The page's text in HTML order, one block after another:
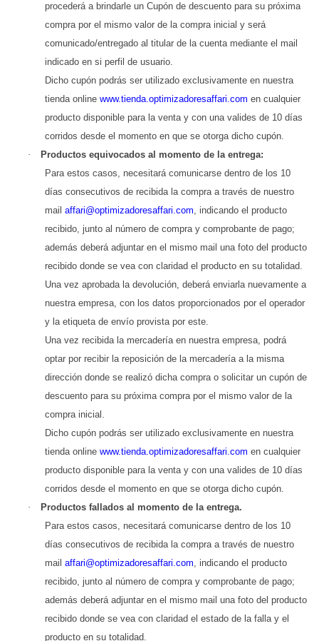
procederá a brindarle un Cupón de descuento para su próxima
compra por el mismo valor de la compra inicial y será
comunicado/entregado al titular de la cuenta mediante el mail
indicado en si perfil de usuario.
Dicho cupón podrás ser utilizado exclusivamente en nuestra
tienda online www.tienda.optimizadoresaffari.com en cualquier
producto disponible para la venta y con una valides de 10 días
corridos desde el momento en que se otorga dicho cupón.
·
Productos equivocados al momento de la entrega:
Para estos casos, necesitará comunicarse dentro de los 10
días consecutivos de recibida la compra a través de nuestro
mail affari@optimizadoresaffari.com, indicando el producto
recibido, junto al número de compra y comprobante de pago;
además deberá adjuntar en el mismo mail una foto del producto
recibido donde se vea con claridad el producto en su totalidad.
Una vez aprobada la devolución, deberá enviarla nuevamente a
nuestra empresa, con los datos proporcionados por el operador
y la etiqueta de envío provista por este.
Una vez recibida la mercadería en nuestra empresa, podrá
optar por recibir la reposición de la mercadería a la misma
dirección donde se realizó dicha compra o solicitar un cupón de
descuento para su próxima compra por el mismo valor de la
compra inicial.
Dicho cupón podrás ser utilizado exclusivamente en nuestra
tienda online www.tienda.optimizadoresaffari.com en cualquier
producto disponible para la venta y con una valides de 10 días
corridos desde el momento en que se otorga dicho cupón.
·
Productos fallados al momento de la entrega.
Para estos casos, necesitará comunicarse dentro de los 10
días consecutivos de recibida la compra a través de nuestro
mail affari@optimizadoresaffari.com, indicando el producto
recibido, junto al número de compra y comprobante de pago;
además deberá adjuntar en el mismo mail una foto del producto
recibido donde se vea con claridad el estado de la falla y el
producto en su totalidad.